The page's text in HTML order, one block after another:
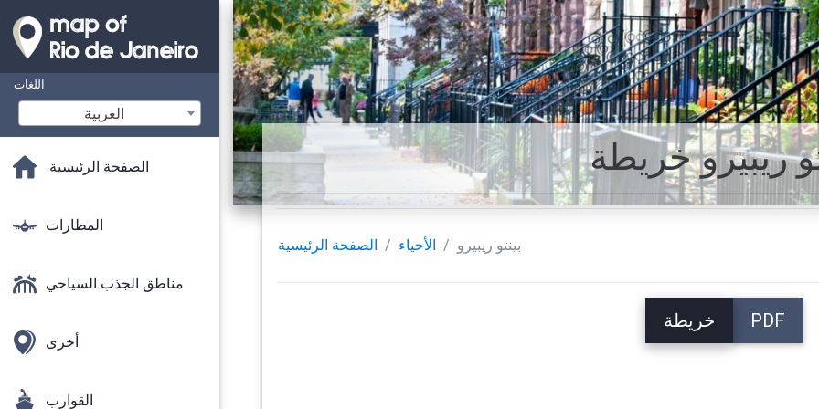
اللغات
‫العربية
الصفحة الرئيسية
المطارات
مناطق الجذب السياحي
أخرى
القوارب
ريبيرو خريطة
الصفحة الرئيسية الأحياء بينتو ريبيرو
خريطة PDF